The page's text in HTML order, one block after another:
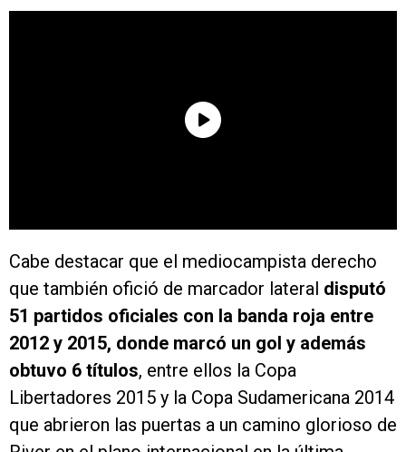
Cabe destacar que el mediocampista derecho
que también ofició de marcador lateral disputó
51 partidos oficiales con la banda roja entre
2012 y 2015, donde marcó un gol y además
obtuvo 6 títulos, entre ellos la Copa
Libertadores 2015 y la Copa Sudamericana 2014
que abrieron las puertas a un camino glorioso de